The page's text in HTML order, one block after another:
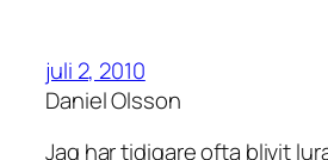
juli 2, 2010
Daniel Olsson
Jag har tidigare ofta blivit